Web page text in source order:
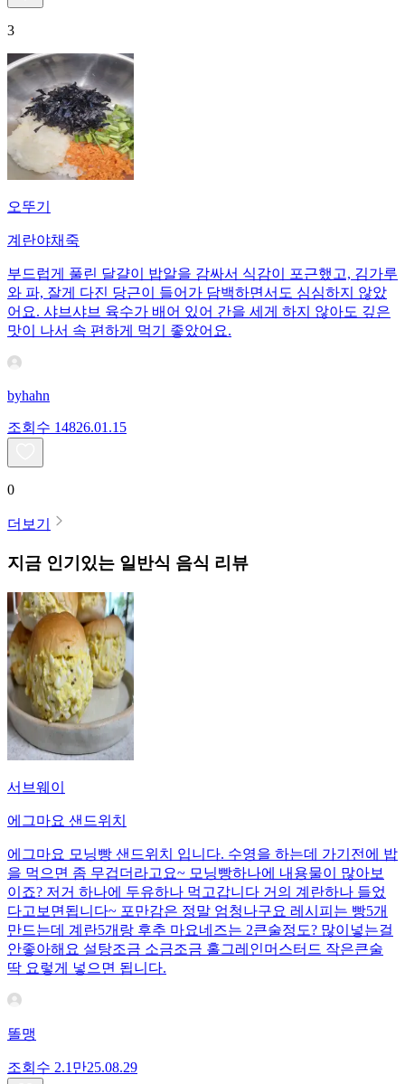
3
오뚜기
계란야채죽
부드럽게 풀린 달걀이 밥알을 감싸서 식감이 포근했고, 김가루
와 파, 잘게 다진 당근이 들어가 담백하면서도 심심하지 않았
어요. 샤브샤브 육수가 배어 있어 간을 세게 하지 않아도 깊은
맛이 나서 속 편하게 먹기 좋았어요.
byhahn
조회수 14826.01.15
0
더보기
지금 인기있는 일반식 음식 리뷰
서브웨이
에그마요 샌드위치
에그마요 모닝빵 샌드위치 입니다. 수영을 하는데 가기전에 밥
을 먹으면 좀 무겁더라고요~ 모닝빵하나에 내용물이 많아보
이죠? 저거 하나에 두유하나 먹고갑니다 거의 계란하나 들었
다고보면됩니다~ 포만감은 정말 엄청나구요 레시피는 빵5개
만드는데 계란5개랑 후추 마요네즈는 2큰술정도? 많이넣는걸
안좋아해요 설탕조금 소금조금 홀그레인머스터드 작은큰술
딱 요렇게 넣으면 됩니다.
똘맹
조회수 2.1만25.08.29